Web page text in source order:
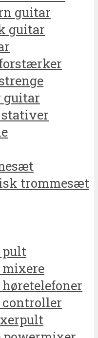
guitar
guitar
guitar
trommesæt
pult
mixere
høretelefoner
controller